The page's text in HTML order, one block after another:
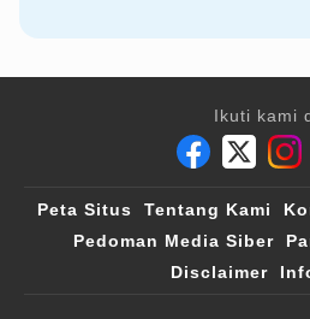
Ikuti kami
Peta Situs Tentang Kami
Pedoman Media Siber
Disclaimer